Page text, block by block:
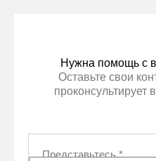
Нужна помощь с
Оставьте свои
проконсультирует
Представьтесь*